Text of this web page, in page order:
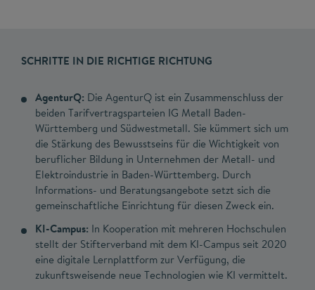
SCHRITTE IN DIE RICHTIGE RICHTUNG
AgenturQ: Die AgenturQ ist ein Zusammenschluss der
beiden Tarifvertragsparteien IG Metall Baden-
Württemberg und Südwestmetall. Sie kümmert sich um
die Stärkung des Bewusstseins für die Wichtigkeit von
beruflicher Bildung in Unternehmen der Metall- und
Elektroindustrie in Baden-Württemberg. Durch
Informations- und Beratungsangebote setzt sich die
gemeinschaftliche Einrichtung für diesen Zweck ein.
KI-Campus: In Kooperation mit mehreren Hochschulen
stellt der Stifterverband mit dem KI-Campus seit 2020
eine digitale Lernplattform zur Verfügung, die
zukunftsweisende neue Technologien wie KI vermittelt.